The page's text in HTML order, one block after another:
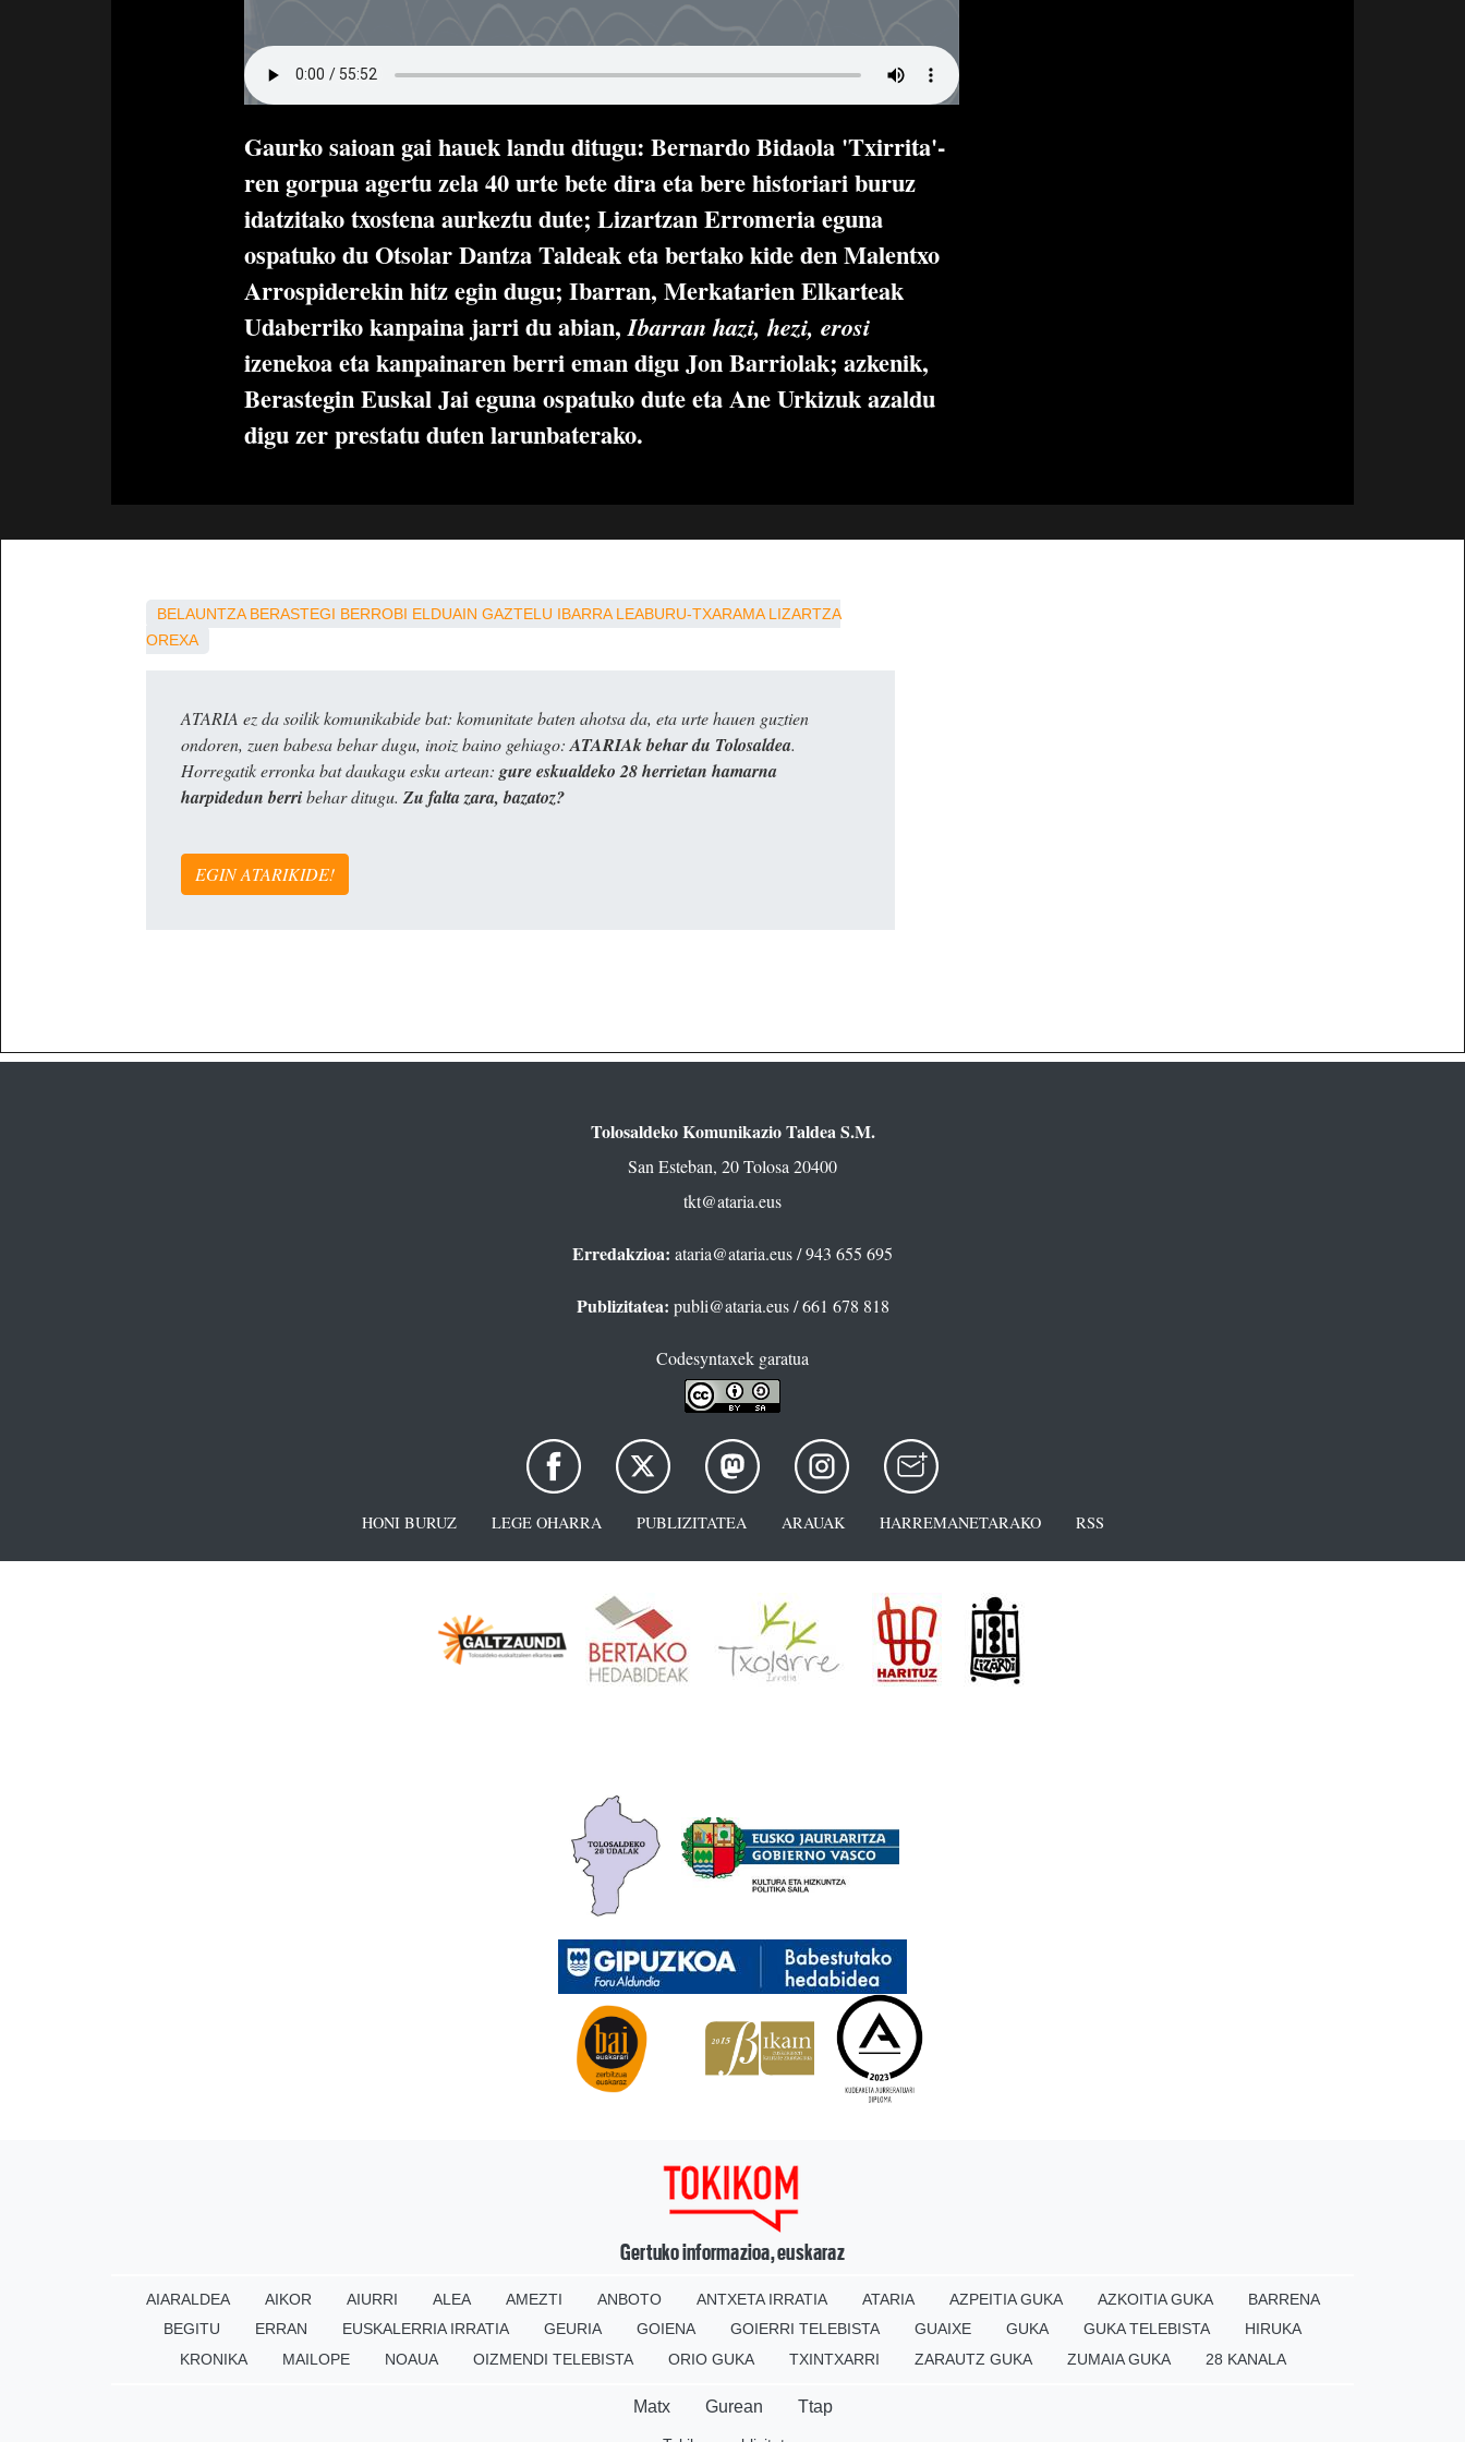
Gaurko saioan gai hauek landu ditugu: Bernardo Bidaola 'Txirrita'-
ren gorpua agertu zela 40 urte bete dira eta bere historiari buruz
idatzitako txostena aurkeztu dute; Lizartzan Erromeria eguna
ospatuko du Otsolar Dantza Taldeak eta bertako kide den Malentxo
Arrospiderekin hitz egin dugu; Ibarran, Merkatarien Elkarteak
Udaberriko kanpaina jarri du abian,Ibarran hazi, hezi, erosi
izenekoa eta kanpainaren berri eman digu Jon Barriolak; azkenik,
Berastegin Euskal Jai eguna ospatuko dute eta Ane Urkizuk azaldu
digu zer prestatu duten larunbaterako.
BELAUNTZA BERASTEGI BERROBI ELDUAIN GAZTELU IBARRA LEABURU-TXARAMA LIZARTZA
OREXA
ATARIA ez da soilik komunikabide bat: komunitate baten ahotsa da, eta urte hauen guztien
ondoren, zuen babesa behar dugu, inoiz baino gehiago: ATARIAk behar du Tolosaldea.
Horregatik erronka bat daukagu esku artean: gure eskualdeko 28 herrietan hamarna
harpidedun berribehar ditugu. Zu falta zara, bazatoz?
EGIN ATARIKIDE!
Tolosaldeko Komunikazio Taldea S.M.
San Esteban, 20 Tolosa 20400
tkt@ataria.eus
Erredakzioa: ataria@ataria.eus/ 943 655 695
Publizitatea: publi@ataria.eus/ 661 678 818
Codesyntaxek garatua
HONI BURUZ LEGE OHARRA PUBLIZITATEA ARAUAK HARREMANETARAKO RSS
Gertuko informazioa, euskaraz
AIARALDEA AIKOR AIURRI ALEA AMEZTI ANBOTO ANTXETA IRRATIA ATARIA AZPEITIA GUKA AZKOITIA GUKA
BARRENA
BEGITU
ERRAN EUSKALERRIA IRRATIA GEURIA GOIENA GOIERRI TELEBISTA GUAIXE GUKA GUKA TELEBISTA
HIRUKA
KRONIKA
MAILOPE NOAUA OIZMENDI TELEBISTA ORIO GUKA TXINTXARRI ZARAUTZ GUKA ZUMAIA GUKA 28 KANALA
Matx Gurean Ttap